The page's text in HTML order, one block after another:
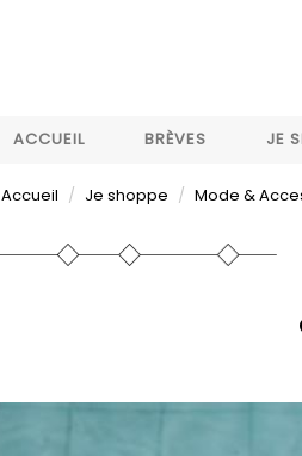
ACCUEIL
BRÈVES JE
Accueil Je shoppe Mode &